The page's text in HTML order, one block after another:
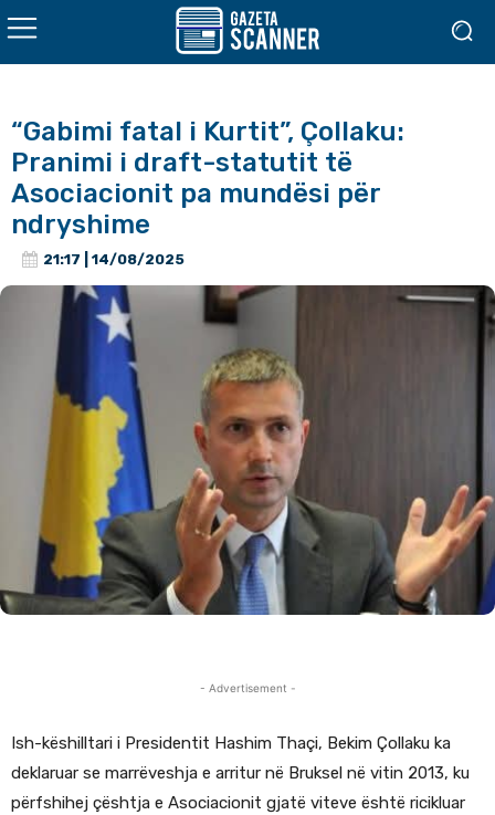
“Gabimi fatal i Kurtit”, Çollaku:
Pranimi i draft-statutit të
Asociacionit pa mundësi për
ndryshime
21:17 | 14/08/2025
- Advertisement -
Ish-këshilltari i Presidentit Hashim Thaçi, Bekim Çollaku ka
deklaruar se marrëveshja e arritur në Bruksel në vitin 2013, ku
përfshihej çështja e Asociacionit gjatë viteve është ricikluar